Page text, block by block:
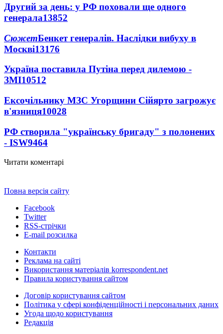
Другий за день: у РФ поховали ще одного
генерала13852
СюжетБенкет генералів. Наслідки вибуху в
Москві13176
Україна поставила Путіна перед дилемою -
ЗМІ10512
Ексочільнику МЗС Угорщини Сійярто загрожує
в'язниця10028
РФ створила "українську бригаду" з полонених
- ISW9464
Читати коментарі
Повна версія сайту
Facebook
Twitter
RSS-стрічки
E-mail розсилка
Контакти
Реклама на сайті
Використання матеріалів korrespondent.net
Правила користування сайтом
Договір користування сайтом
Політика у сфері конфіденційності і персональних даних
Угода щодо користування
Редакція